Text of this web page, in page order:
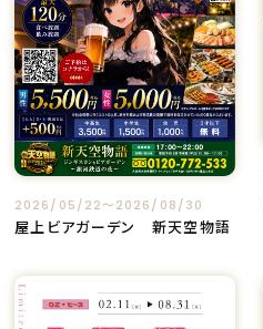
2026/05/22〜2026/08/30
屋上ビアガーデン 新天空物語